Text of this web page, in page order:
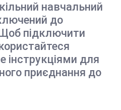
навчальний
до
підключити
інструкціями для
приєднання до